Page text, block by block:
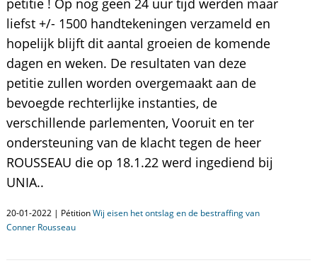
petitie ! Op nog geen 24 uur tijd werden maar
liefst +/- 1500 handtekeningen verzameld en
hopelijk blijft dit aantal groeien de komende
dagen en weken. De resultaten van deze
petitie zullen worden overgemaakt aan de
bevoegde rechterlijke instanties, de
verschillende parlementen, Vooruit en ter
ondersteuning van de klacht tegen de heer
ROUSSEAU die op 18.1.22 werd ingediend bij
UNIA..
20-01-2022 | PétitionWij eisen het ontslag en de bestraffing van
Conner Rousseau